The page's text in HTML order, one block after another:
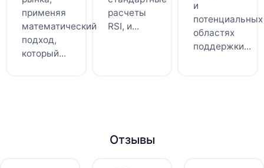
применяя
математический
подход,
который...
расчеты
RSI, и...
и
потенциальных
областях
поддержки...
Отзывы